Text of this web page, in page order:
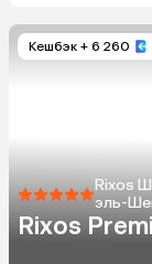
Кешбэк + 6 260
Rixos
эль-
Rixos